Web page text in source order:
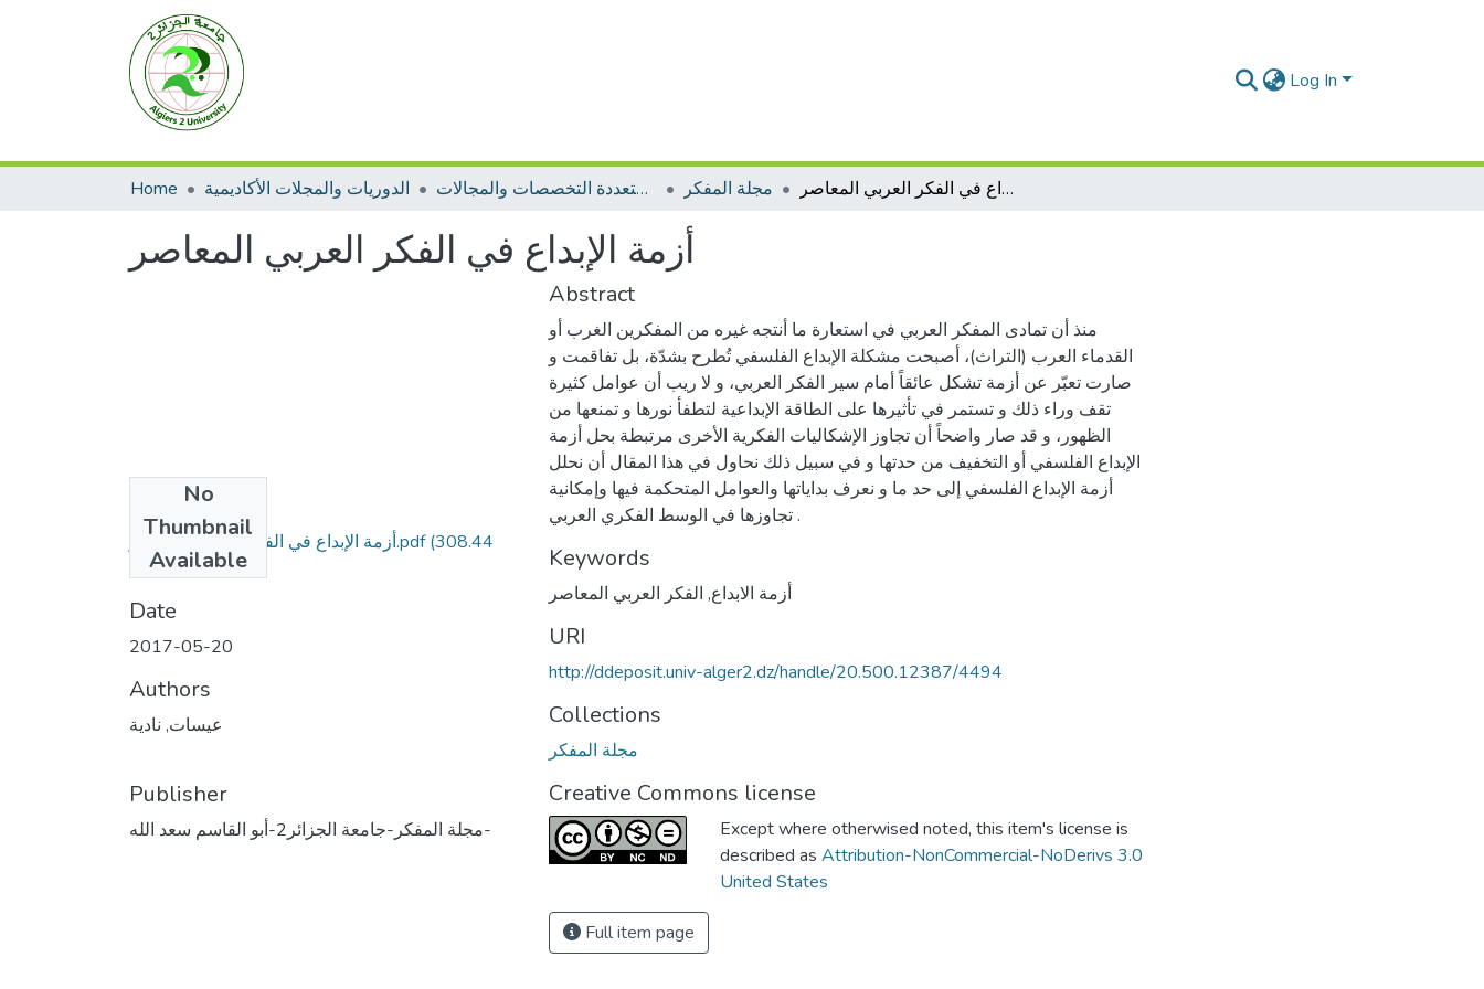
Log In
Home الدوريات والمجلات الأكاديمية مجلات متعددة التخصصات والمجالات مجلة المفكر أزمة الإبداع في الفكر العربي المعاصر
أزمة الإبداع في الفكر العربي المعاصر
No
Thumbnail
Available
أزمة الإبداع في الفكر العربي المعاصر.pdf(308.44
KB)
Date
2017-05-20
Authors
عيسات, نادية
Publisher
مجلة المفكر-جامعة الجزائر2-أبو القاسم سعد الله-
Abstract
منذ أن تمادى المفكر العربي في استعارة ما أنتجه غيره من المفكرين الغرب أو
القدماء العرب (التراث)، أصبحت مشكلة الإبداع الفلسفي تُطرح بشدّة، بل تفاقمت و
صارت تعبّر عن أزمة تشكل عائقاً أمام سير الفكر العربي، و لا ريب أن عوامل كثيرة
تقف وراء ذلك و تستمر في تأثيرها على الطاقة الإبداعية لتطفأ نورها و تمنعها من
الظهور، و قد صار واضحاً أن تجاوز الإشكاليات الفكرية الأخرى مرتبطة بحل أزمة
الإبداع الفلسفي أو التخفيف من حدتها و في سبيل ذلك نحاول في هذا المقال أن نحلل
أزمة الإبداع الفلسفي إلى حد ما و نعرف بداياتها والعوامل المتحكمة فيها وإمكانية
تجاوزها في الوسط الفكري العربي .
Keywords
أزمة الابداع, الفكر العربي المعاصر
URI
http://ddeposit.univ-alger2.dz/handle/20.500.12387/4494
Collections
مجلة المفكر
Creative Commons license
Except where otherwised noted, this item's license is
described as Attribution-NonCommercial-NoDerivs 3.0
United States
Full item page